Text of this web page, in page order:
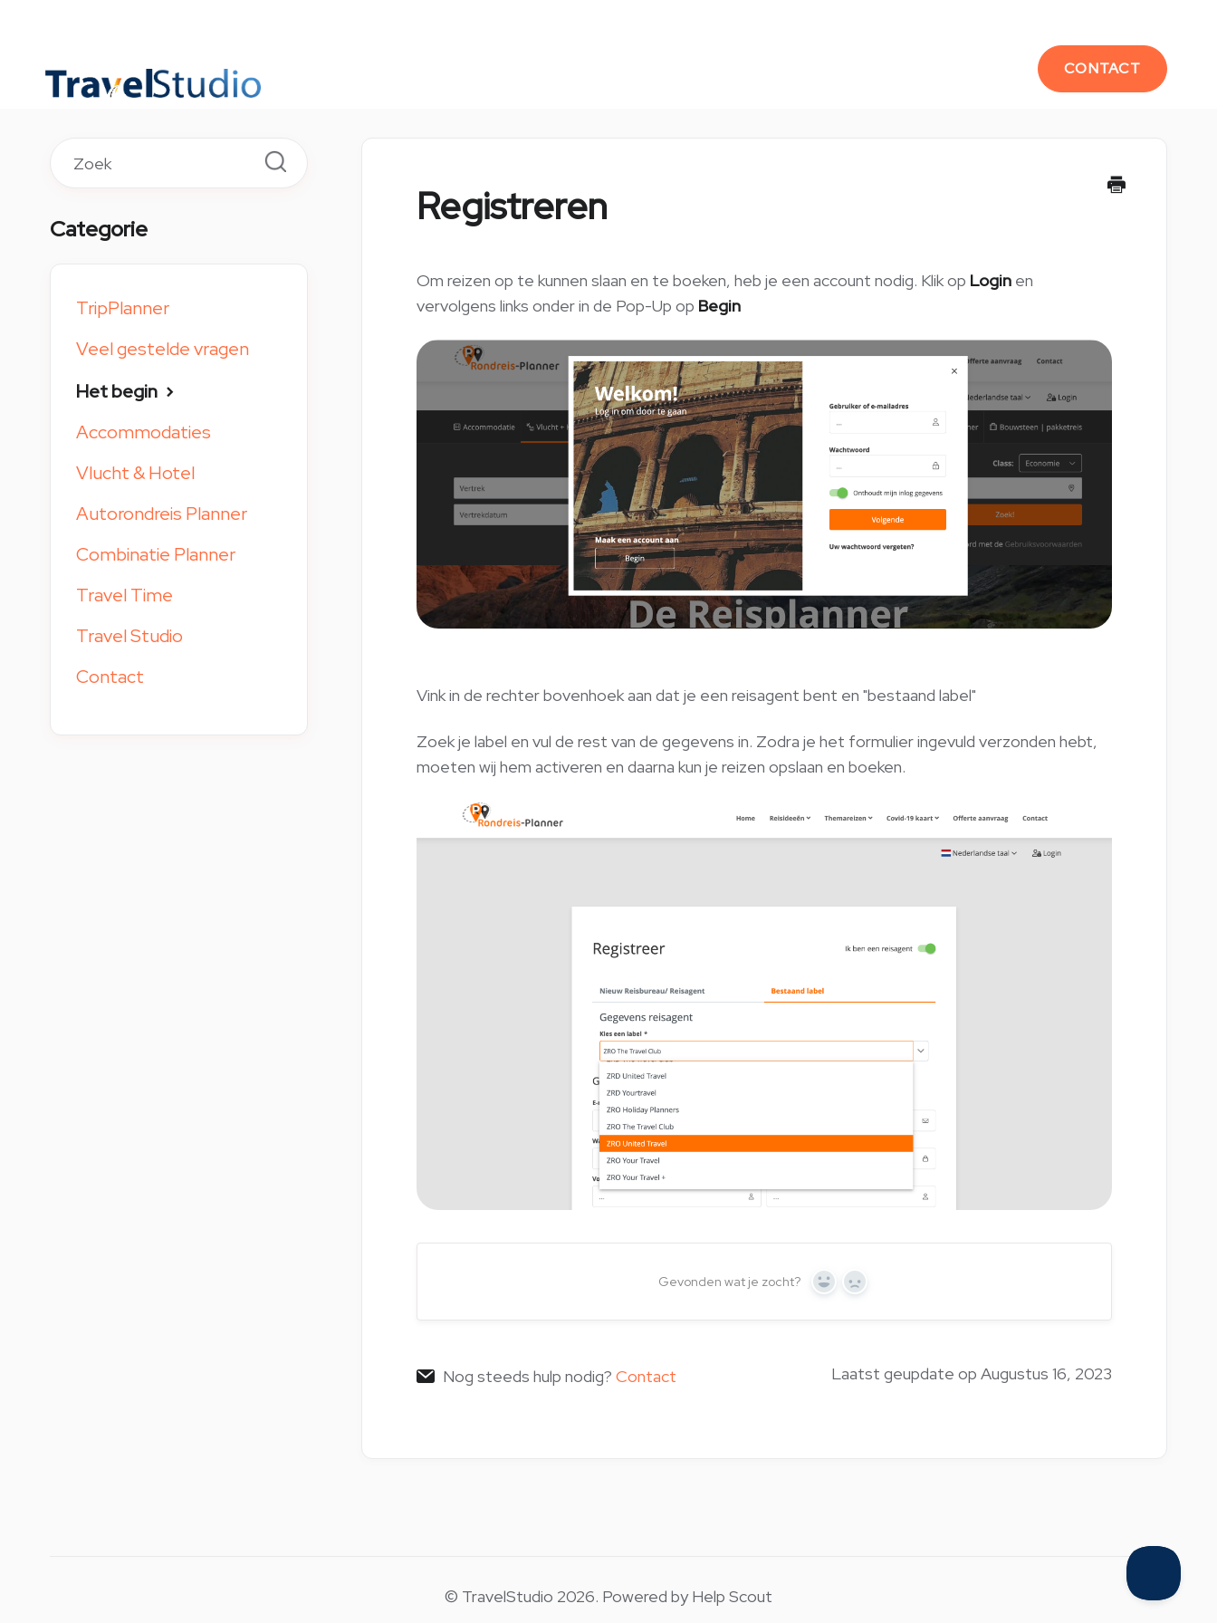
CONTACT
Registreren
Om reizen op te kunnen slaan en te boeken, heb je een account nodig. Klik op Login en
vervolgens links onder in de Pop-Up op Begin
Vink in de rechter bovenhoek aan dat je een reisagent bent en "bestaand label"
Zoek je label en vul de rest van de gegevens in. Zodra je het formulier ingevuld verzonden hebt,
moeten wij hem activeren en daarna kun je reizen opslaan en boeken.
Gevonden wat je zocht? Yes No
Nog steeds hulp nodig?Contact Laatst geupdate op Augustus 16, 2023
Categorie
TripPlanner
Veel gestelde vragen
Het begin
Accommodaties
Vlucht & Hotel
Autorondreis Planner
Combinatie Planner
Travel Time
Travel Studio
Contact
© TravelStudio 2026. Powered byHelp Scout